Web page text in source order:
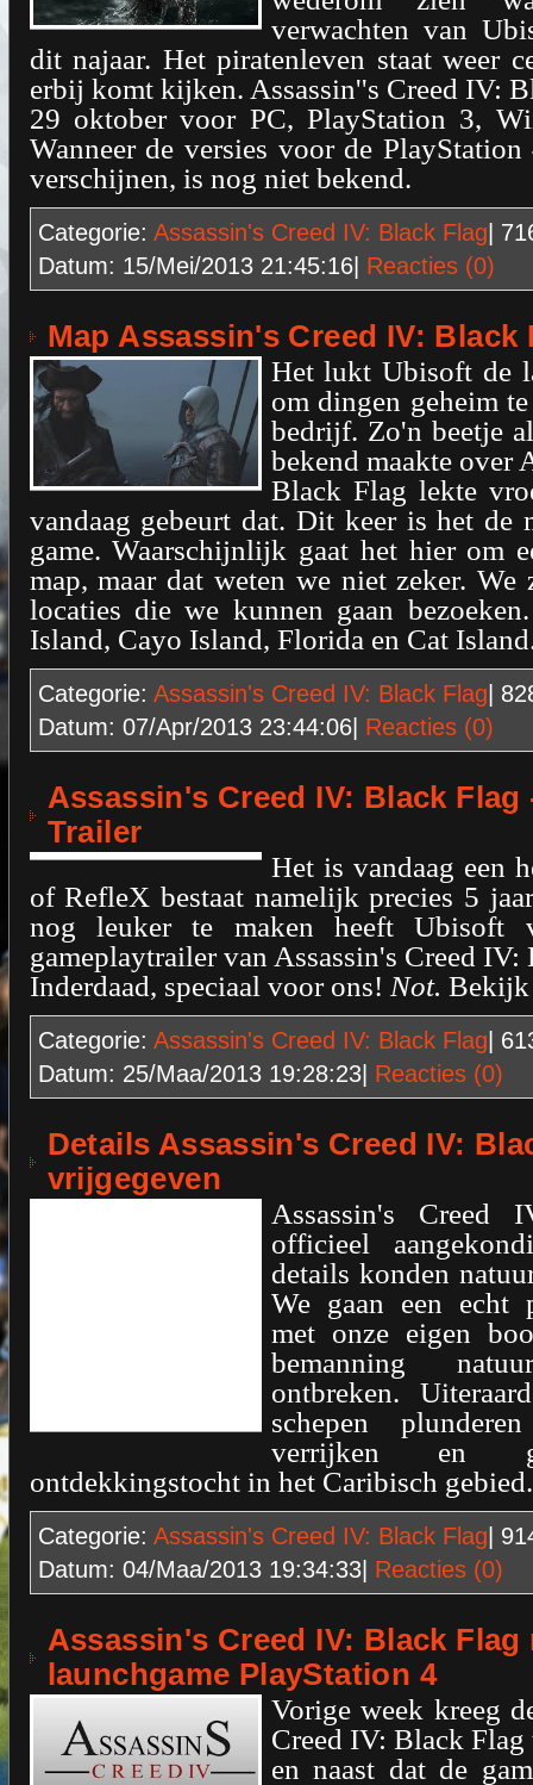
verwachten van
dit najaar. Het piratenleven staat weer
erbij komt kijken. Assassin''s Creed IV:
29 oktober voor PC, PlayStation 3,
Wanneer de versies voor de
verschijnen, is nog niet bekend.
Categorie: Assassin's Creed IV: Black Flag |
Datum: 15/Mei/2013 21:45:16| Reacties (0)
Map Assassin's Creed IV: Black
Het lukt Ubisoft de
om dingen geheim
bedrijf. Zo'n beetje
bekend maakte over
Black Flag lekte
vandaag gebeurt dat. Dit keer is het de
game. Waarschijnlijk gaat het hier om
map, maar dat weten we niet zeker.
locaties die we kunnen gaan
Island, Cayo Island, Florida en Cat
Categorie: Assassin's Creed IV: Black Flag |
Datum: 07/Apr/2013 23:44:06| Reacties (0)
Assassin's Creed IV: Black Flag
Trailer
Het is vandaag een
of RefleX bestaat namelijk precies 5
nog leuker te maken heeft Ubisoft
gameplaytrailer van Assassin's Creed
Inderdaad, speciaal voor ons! Not. Bekijk
Categorie: Assassin's Creed IV: Black Flag |
Datum: 25/Maa/2013 19:28:23| Reacties (0)
Details Assassin's Creed IV:
vrijgegeven
Assassin's
officieel
details konden
We gaan een echt
met onze eigen
bemanning
ontbreken.
schepen
verrijken en
ontdekkingstocht in het Caribisch gebied.
Categorie: Assassin's Creed IV: Black Flag |
Datum: 04/Maa/2013 19:34:33| Reacties (0)
Assassin's Creed IV: Black
launchgame PlayStation 4
Vorige week kreeg
Creed IV: Black
en naast dat de